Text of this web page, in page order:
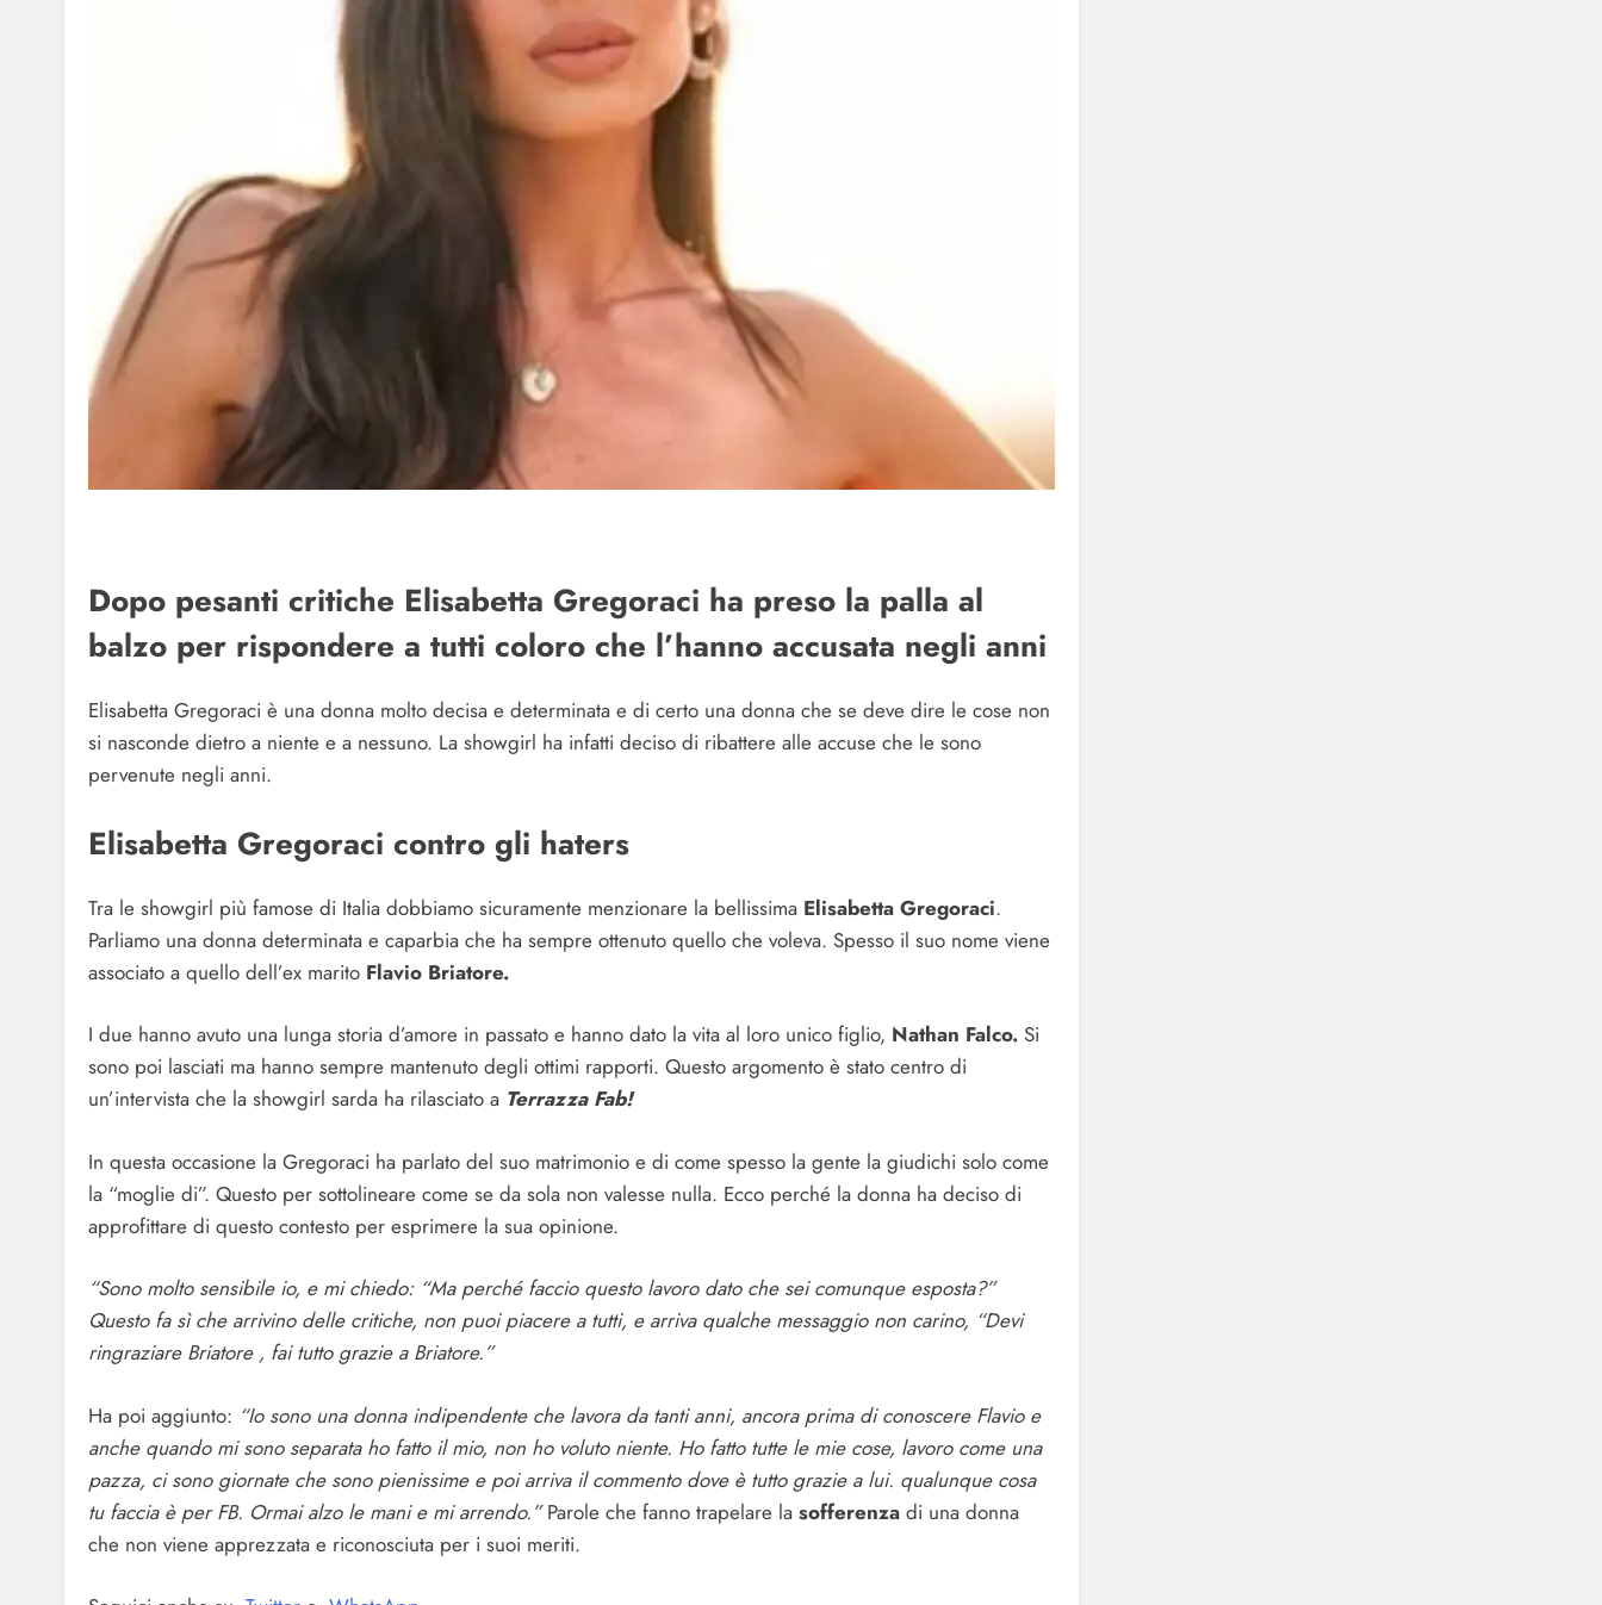
Dopo pesanti critiche Elisabetta Gregoraci ha preso la palla al
balzo per rispondere a tutti coloro che l’hanno accusata negli anni
Elisabetta Gregoraci è una donna molto decisa e determinata e di certo una donna che se deve dire le cose non
si nasconde dietro a niente e a nessuno. La showgirl ha infatti deciso di ribattere alle accuse che le sono
pervenute negli anni.
Elisabetta Gregoraci contro gli haters
Tra le showgirl più famose di Italia dobbiamo sicuramente menzionare la bellissima Elisabetta Gregoraci.
Parliamo una donna determinata e caparbia che ha sempre ottenuto quello che voleva. Spesso il suo nome viene
associato a quello dell’ex marito Flavio Briatore.
I due hanno avuto una lunga storia d’amore in passato e hanno dato la vita al loro unico figlio, Nathan Falco. Si
sono poi lasciati ma hanno sempre mantenuto degli ottimi rapporti. Questo argomento è stato centro di
un’intervista che la showgirl sarda ha rilasciato a Terrazza Fab!
In questa occasione la Gregoraci ha parlato del suo matrimonio e di come spesso la gente la giudichi solo come
la “moglie di”. Questo per sottolineare come se da sola non valesse nulla. Ecco perché la donna ha deciso di
approfittare di questo contesto per esprimere la sua opinione.
“Sono molto sensibile io, e mi chiedo: “Ma perché faccio questo lavoro dato che sei comunque esposta?”
Questo fa sì che arrivino delle critiche, non puoi piacere a tutti, e arriva qualche messaggio non carino, “Devi
ringraziare Briatore , fai tutto grazie a Briatore.”
Ha poi aggiunto: “Io sono una donna indipendente che lavora da tanti anni, ancora prima di conoscere Flavio e
anche quando mi sono separata ho fatto il mio, non ho voluto niente. Ho fatto tutte le mie cose, lavoro come una
pazza, ci sono giornate che sono pienissime e poi arriva il commento dove è tutto grazie a lui. qualunque cosa
tu faccia è per FB. Ormai alzo le mani e mi arrendo.”Parole che fanno trapelare la sofferenza di una donna
che non viene apprezzata e riconosciuta per i suoi meriti.